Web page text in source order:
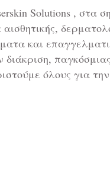
Solutions , στα
και
όλους για